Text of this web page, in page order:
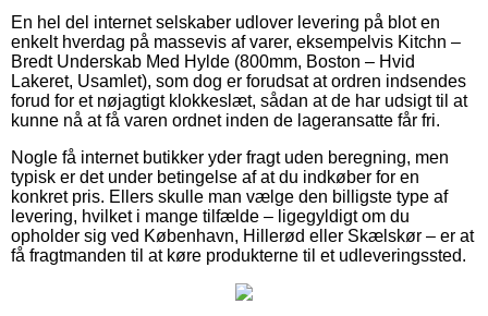
En hel del internet selskaber udlover levering på blot en
enkelt hverdag på massevis af varer, eksempelvis Kitchn –
Bredt Underskab Med Hylde (800mm, Boston – Hvid
Lakeret, Usamlet), som dog er forudsat at ordren indsendes
forud for et nøjagtigt klokkeslæt, sådan at de har udsigt til at
kunne nå at få varen ordnet inden de lageransatte får fri.
Nogle få internet butikker yder fragt uden beregning, men
typisk er det under betingelse af at du indkøber for en
konkret pris. Ellers skulle man vælge den billigste type af
levering, hvilket i mange tilfælde – ligegyldigt om du
opholder sig ved København, Hillerød eller Skælskør – er at
få fragtmanden til at køre produkterne til et udleveringssted.